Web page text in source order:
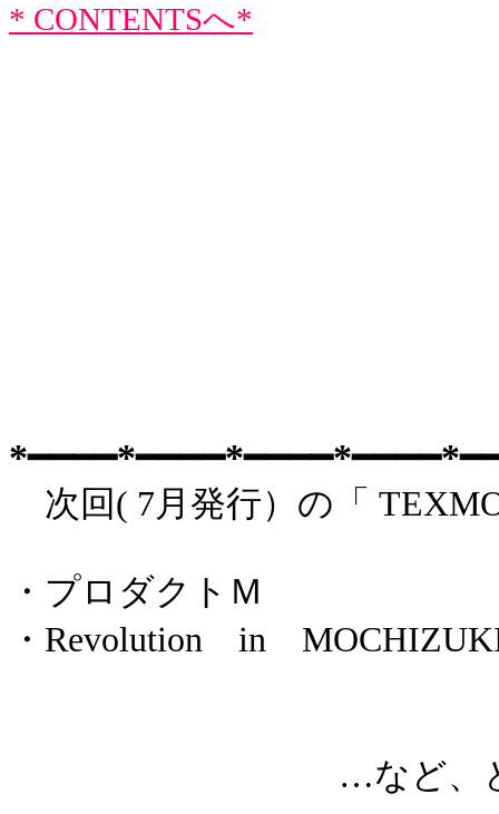
* CONTENTSへ*
*━━━━*━━━━*━━━━*━━━━*
次回( 7月発行）の「
・プロダクトＭ
・Revolution in
…など、どうぞお